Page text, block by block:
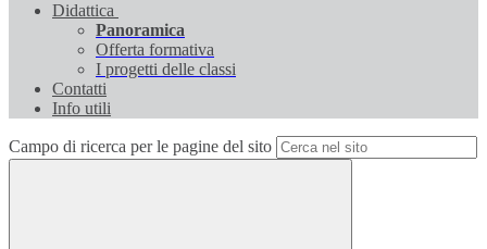
Didattica
Panoramica
Offerta formativa
I progetti delle classi
Contatti
Info utili
Campo di ricerca per le pagine del sito